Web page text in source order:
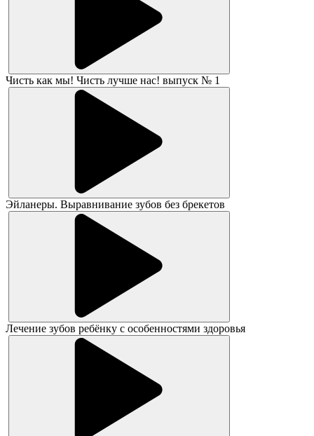
Чисть как мы! Чисть лучше нас! выпуск № 1
Эйланеры. Выравнивание зубов без брекетов
Лечение зубов ребёнку с особенностями здоровья